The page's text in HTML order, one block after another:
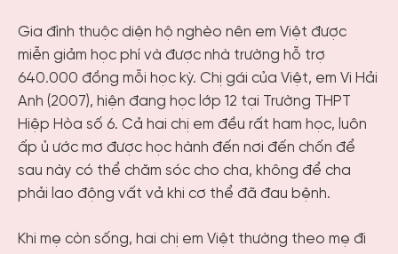
Gia đình thuộc diện hộ nghèo nên em Việt được
miễn giảm học phí và được nhà trường hỗ trợ
640.000 đồng mỗi học kỳ. Chị gái của Việt, em Vi Hải
Anh (2007), hiện đang học lớp 12 tại Trường THPT
Hiệp Hòa số 6. Cả hai chị em đều rất ham học, luôn
ấp ủ ước mơ được học hành đến nơi đến chốn để
sau này có thể chăm sóc cho cha, không để cha
phải lao động vất vả khi cơ thể đã đau bệnh.
Khi mẹ còn sống, hai chị em Việt thường theo mẹ đi